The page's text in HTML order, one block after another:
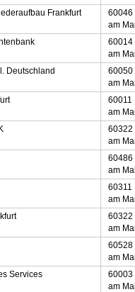
Frankfurt
60046
am
60014
am
Deutschland
60050
am
60011
am
60322
am
60486
am
60311
am
60322
am
60528
am
Services
60003
am